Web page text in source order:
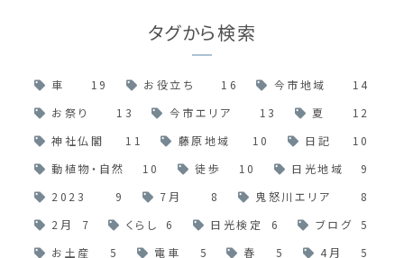
タグから検索
車 19 お役立ち 16 今市地域
14
お祭り
13 今市エリア 13 夏
12
神社仏閣
11 藤原地域 10 日記
10
動植物・自然
10 徒歩 10 日光地域
9
2023
9 7月 8 鬼怒川エリア
8
2月
7 くらし 6 日光検定 6 ブログ
5
お土産
5 電車 5 春 5 4月
5